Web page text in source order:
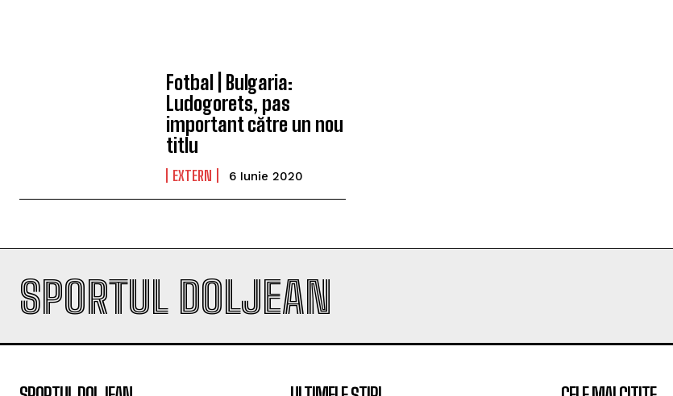
Fotbal | Bulgaria:
Ludogorets, pas
important către un nou
titlu
EXTERN 6 Iunie 2020
SPORTUL DOLJEAN